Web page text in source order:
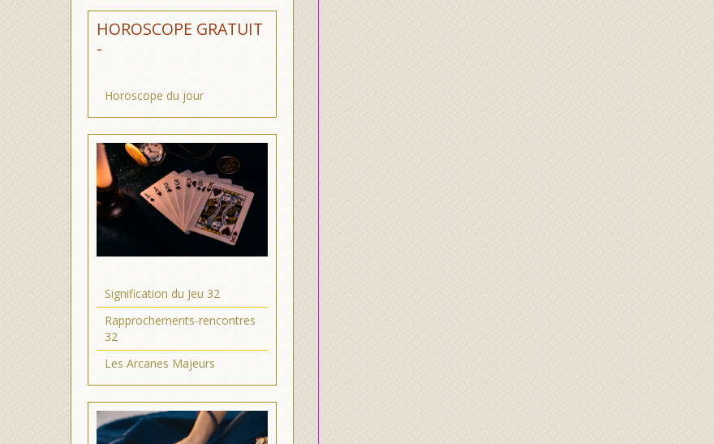
HOROSCOPE GRATUIT
-
Horoscope du jour
Signification du Jeu 32
Rapprochements-rencontres
32
Les Arcanes Majeurs